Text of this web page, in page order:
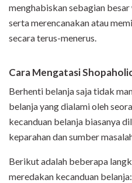
menghabiskan sebagian
serta merencanakan atau
secara terus-menerus.
Cara Mengatasi
Berhenti belanja saja tidak
belanja yang dialami oleh
kecanduan belanja biasanya
keparahan dan sumber
Berikut adalah beberapa
meredakan kecanduan belanja: